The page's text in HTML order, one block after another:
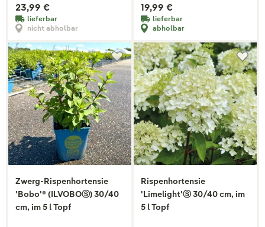
23,99 €
lieferbar
nicht abholbar
19,99 €
lieferbar
abholbar
Zwerg-Rispenhortensie
'Bobo'® (ILVOBOⓈ) 30/40
cm, im 5 l Topf
Rispenhortensie
'Limelight'Ⓢ 30/40 cm, im
5 l Topf